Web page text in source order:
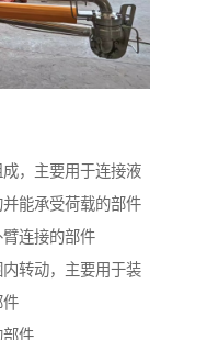
，主要用于连接液
能承受荷载的部件
连接的部件
转动，主要用于装
件
部件